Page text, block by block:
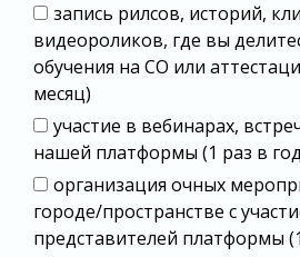
запись рилсов, историй,
видеороликов, где вы
обучения на СО или
месяц)
участие в вебинарах,
нашей платформы (1 раз в
организация очных
городе/пространстве с
представителей платформы